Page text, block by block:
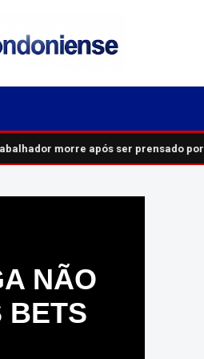
morre após ser prensado
NÃO
BETS